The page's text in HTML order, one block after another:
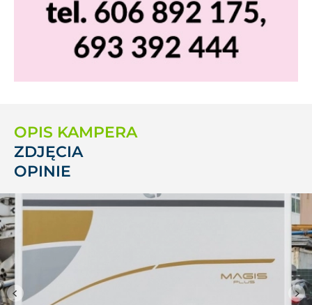
OPIS KAMPERA
ZDJĘCIA
OPINIE